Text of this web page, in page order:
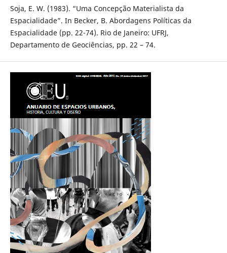
Soja, E. W. (1983). “Uma Concepção Materialista da
Espacialidade”. In Becker, B. Abordagens Políticas da
Espacialidade (pp. 22-74). Rio de Janeiro: UFRJ,
Departamento de Geociências, pp. 22 – 74.